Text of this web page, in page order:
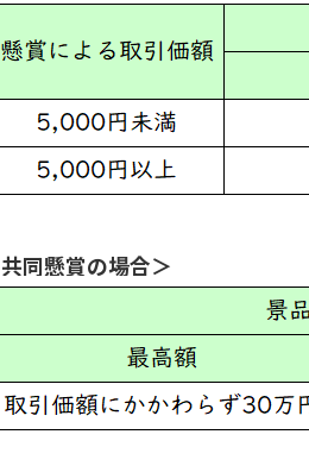
同懸賞の場合＞